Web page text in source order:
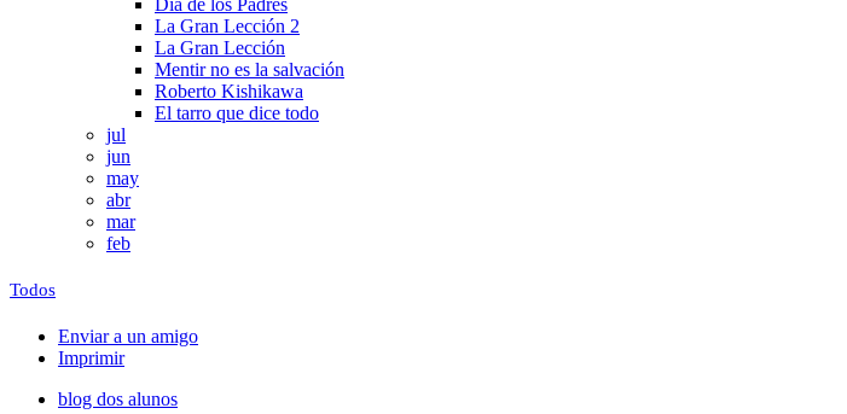
Día de los Padres
La Gran Lección 2
La Gran Lección
Mentir no es la salvación
Roberto Kishikawa
El tarro que dice todo
jul
jun
may
abr
mar
feb
Todos
Enviar a un amigo
Imprimir
blog dos alunos